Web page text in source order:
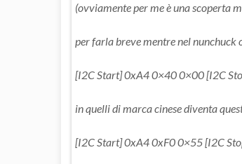
(ovviamente per me è una scoperta
per farla breve mentre nel nunchuck
[I2C Start] 0xA4 0×40 0×00 [I2C
in quelli di marca cinese diventa
[I2C Start] 0xA4 0xF0 0×55 [I2C